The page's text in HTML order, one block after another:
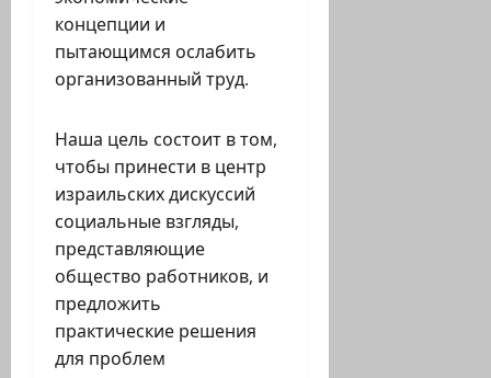
концепции и
пытающимся ослабить
организованный труд.
Наша цель состоит в том,
чтобы принести в центр
израильских дискуссий
социальные взгляды,
представляющие
общество работников, и
предложить
практические решения
для проблем